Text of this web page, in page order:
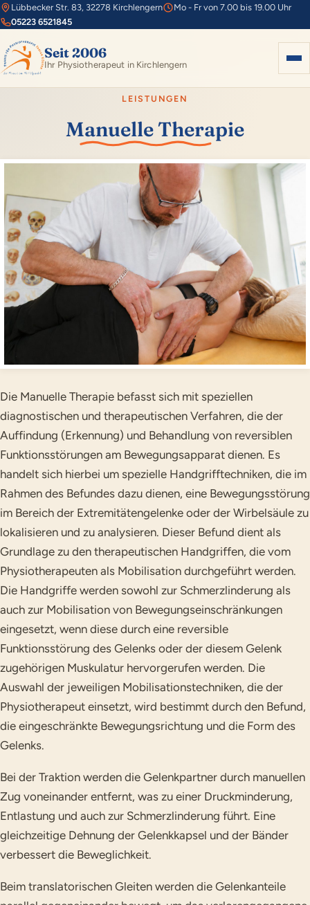
Lübbecker Str. 83, 32278 Kirchlengern
Mo - Fr von 7.00 bis 19.00 Uhr
05223 6521845
Seit 2006
Ihr Physiotherapeut in Kirchlengern
360° Rundgang / Fotos
Anfahrt
News
LEISTUNGEN
Manuelle Therapie
Die Manuelle Therapie befasst sich mit speziellen
diagnostischen und therapeutischen Verfahren, die der
Auffindung (Erkennung) und Behandlung von reversiblen
Funktionsstörungen am Bewegungsapparat dienen. Es
handelt sich hierbei um spezielle Handgrifftechniken, die im
Rahmen des Befundes dazu dienen, eine Bewegungsstörung
im Bereich der Extremitätengelenke oder der Wirbelsäule zu
lokalisieren und zu analysieren. Dieser Befund dient als
Grundlage zu den therapeutischen Handgriffen, die vom
Physiotherapeuten als Mobilisation durchgeführt werden.
Die Handgriffe werden sowohl zur Schmerzlinderung als
auch zur Mobilisation von Bewegungseinschränkungen
eingesetzt, wenn diese durch eine reversible
Funktionsstörung des Gelenks oder der diesem Gelenk
zugehörigen Muskulatur hervorgerufen werden. Die
Auswahl der jeweiligen Mobilisationstechniken, die der
Physiotherapeut einsetzt, wird bestimmt durch den Befund,
die eingeschränkte Bewegungsrichtung und die Form des
Gelenks.
Bei der Traktion werden die Gelenkpartner durch manuellen
Zug voneinander entfernt, was zu einer Druckminderung,
Entlastung und auch zur Schmerzlinderung führt. Eine
gleichzeitige Dehnung der Gelenkkapsel und der Bänder
verbessert die Beweglichkeit.
Beim translatorischen Gleiten werden die Gelenkanteile